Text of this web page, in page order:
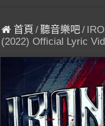
首頁 /聽音樂吧/
(2022) Official Lyric